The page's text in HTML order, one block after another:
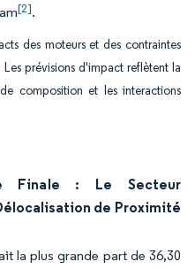
[2].
des moteurs et des contraintes
prévisions d'impact reflètent la
composition et les interactions
Finale : Le Secteur
de Proximité
la plus grande part de 36,30